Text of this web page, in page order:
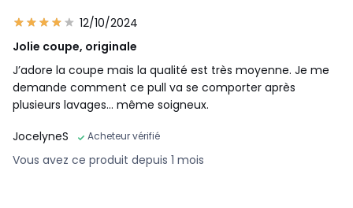
12/10/2024
Jolie coupe, originale
J’adore la coupe mais la qualité est très moyenne. Je me
demande comment ce pull va se comporter après
plusieurs lavages… même soigneux.
JocelyneS
Acheteur vérifié
Vous avez ce produit depuis 1 mois